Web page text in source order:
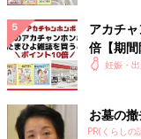
岩城みずほ先生アカチ
倍【期間
妊娠・
お墓の
PR(くらしの